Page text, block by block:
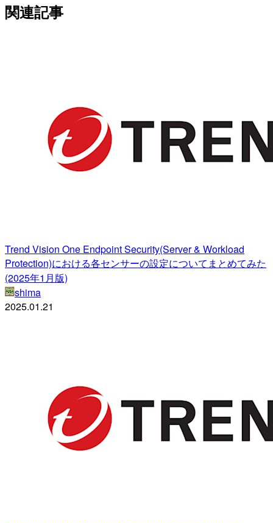
関連記事
Trend Vision One Endpoint Security(Server & Workload
Protection)における各センサーの設定についてまとめてみた
(2025年1月版)
shima
2025.01.21